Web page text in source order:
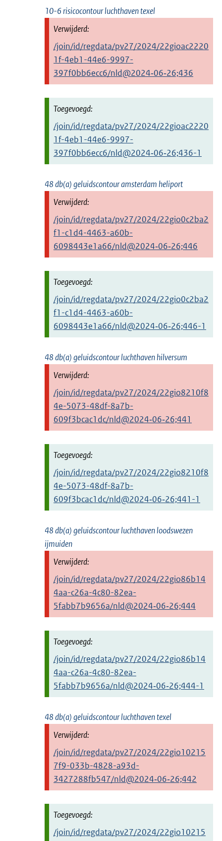
10-6 risicocontour luchthaven texel
/join/id/regdata/pv27/2024/22gioac2220
1f-4eb1-44e6-9997-
397f0bb6ecc6/nld@2024‑06‑26;436
/join/id/regdata/pv27/2024/22gioac2220
1f-4eb1-44e6-9997-
397f0bb6ecc6/nld@2024‑06‑26;436-1
48 db(a) geluidscontour amsterdam heliport
/join/id/regdata/pv27/2024/22gio0c2ba2
f1-c1d4-4463-a60b-
6098443e1a66/nld@2024‑06‑26;446
/join/id/regdata/pv27/2024/22gio0c2ba2
f1-c1d4-4463-a60b-
6098443e1a66/nld@2024‑06‑26;446-1
48 db(a) geluidscontour luchthaven hilversum
/join/id/regdata/pv27/2024/22gio8210f8
4e-5073-48df-8a7b-
609f3bcac1dc/nld@2024‑06‑26;441
/join/id/regdata/pv27/2024/22gio8210f8
4e-5073-48df-8a7b-
609f3bcac1dc/nld@2024‑06‑26;441-1
48 db(a) geluidscontour luchthaven loodswezen
ijmuiden
/join/id/regdata/pv27/2024/22gio86b14
4aa-c26a-4c80-82ea-
5fabb7b9656a/nld@2024‑06‑26;444
/join/id/regdata/pv27/2024/22gio86b14
4aa-c26a-4c80-82ea-
5fabb7b9656a/nld@2024‑06‑26;444-1
48 db(a) geluidscontour luchthaven texel
/join/id/regdata/pv27/2024/22gio10215
7f9-033b-4828-a93d-
3427288fb547/nld@2024‑06‑26;442
/join/id/regdata/pv27/2024/22gio10215